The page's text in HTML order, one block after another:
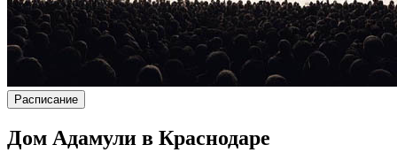
Расписание
Дом Адамули в Краснодаре